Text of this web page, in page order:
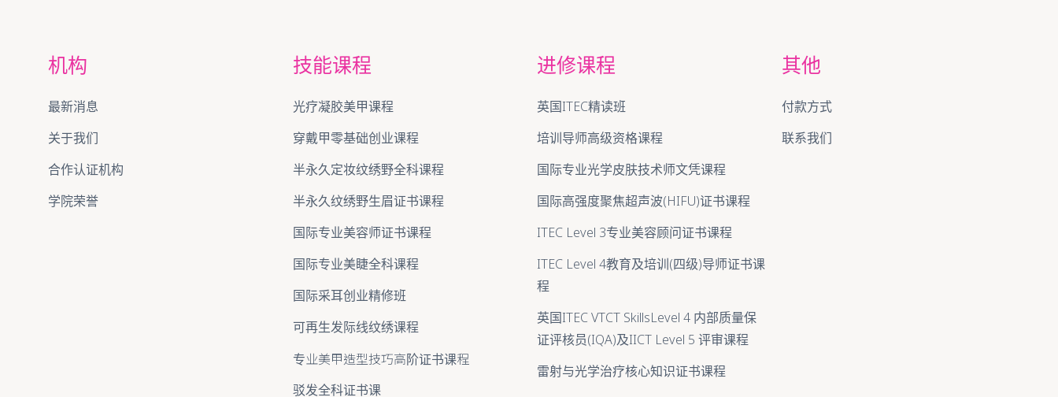
机构
最新消息
关于我们
合作认证机构
学院荣誉
技能课程
光疗凝胶美甲课程
穿戴甲零基础创业课程
半永久定妆纹绣野全科课程
半永久纹绣野生眉证书课程
国际专业美容师证书课程
国际专业美睫全科课程
国际采耳创业精修班
可再生发际线纹绣课程
专业美甲造型技巧高阶证书课程
驳发全科证书课
进修课程
英国ITEC精读班
培训导师高级资格课程
国际专业光学皮肤技术师文凭课程
国际高强度聚焦超声波(HIFU)证书课程
ITEC Level 3专业美容顾问证书课程
ITEC Level 4教育及培训(四级)导师证书课
程
英国ITEC VTCT SkillsLevel 4 内部质量保
证评核员(IQA)及IICT Level 5 评审课程
雷射与光学治疗核心知识证书课程
其他
付款方式
联系我们